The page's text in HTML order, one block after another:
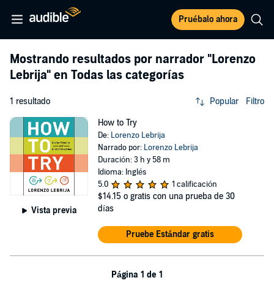
Pruébalo ahora
Mostrando resultados por narrador "Lorenzo
Lebrija" en Todas las categorías
1 resultado Popular Filtro
Vista previa
How to Try
De: Lorenzo Lebrija
Narrado por: Lorenzo Lebrija
Duración: 3 h y 58 m
Idioma: Inglés
5.0
1 calificación
$14.15 o gratis con una prueba de 30
días
Pruebe Estándar gratis
Página 1 de 1